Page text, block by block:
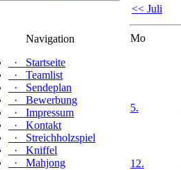
Navigation
·
Startseite
·
Teamlist
·
Sendeplan
·
Bewerbung
·
Impressum
·
Kontakt
·
Streichholzspiel
·
Kniffel
·
Mahjong
<< Juli
Mo
5.
12.